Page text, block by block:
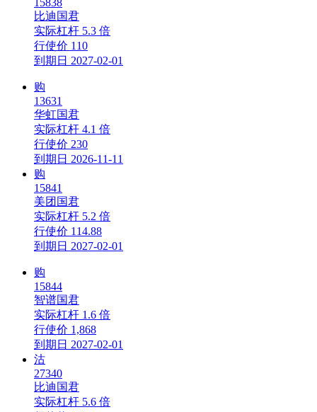
比迪国君
实际杠杆 5.3 倍
行使价 110
到期日 2027-02-01
购
13631
华虹国君
实际杠杆 4.1 倍
行使价 230
到期日 2026-11-11
购
15841
美团国君
实际杠杆 5.2 倍
行使价 114.88
到期日 2027-02-01
购
15844
智谱国君
实际杠杆 1.6 倍
行使价 1,868
到期日 2027-02-01
沽
27340
比迪国君
实际杠杆 5.6 倍